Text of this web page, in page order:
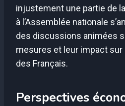
injustement une partie de
à l’Assemblée nationale
des discussions animées
mesures et leur impact sur
des Français.
Perspectives